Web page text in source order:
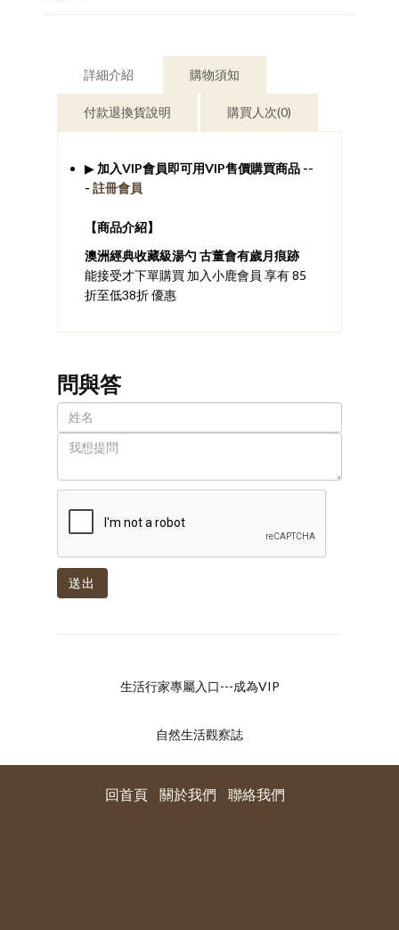
詳細介紹 購物須知
付款退換貨說明 購買人次(0)
▶ 加入VIP會員即可用VIP售價購買商品 --
- 註冊會員
【商品介紹】
澳洲經典收藏級湯勺 古董會有歲月痕跡
能接受才下單購買 加入小鹿會員 享有 85
折至低38折 優惠
問與答
送出
生活行家專屬入口---成為VIP
自然生活觀察誌
回首頁 關於我們 聯絡我們